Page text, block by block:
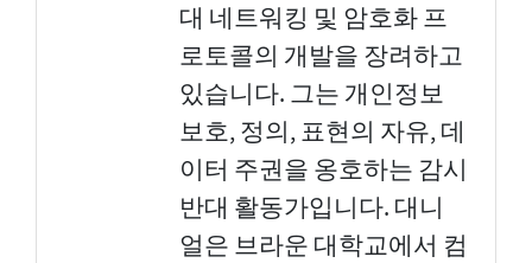
대 네트워킹 및 암호화 프
로토콜의 개발을 장려하고
있습니다. 그는 개인정보
보호, 정의, 표현의 자유, 데
이터 주권을 옹호하는 감시
반대 활동가입니다. 대니
얼은 브라운 대학교에서 컴